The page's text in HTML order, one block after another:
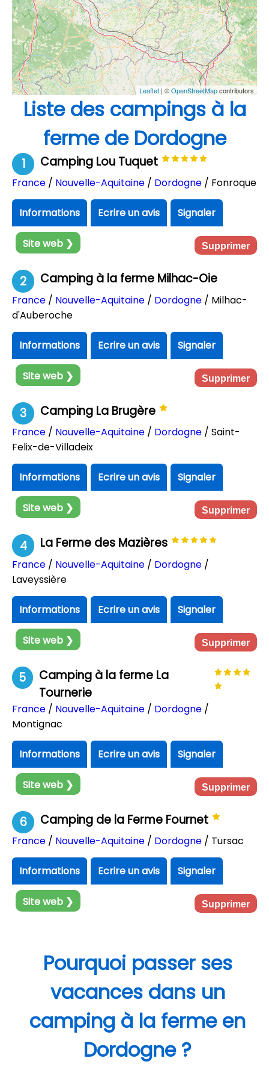
Leaflet | ©OpenStreetMapcontributors
Liste des campings à la
ferme de Dordogne
1 Camping Lou Tuquet
France / Nouvelle-Aquitaine / Dordogne / Fonroque
Informations Ecrire un avis Signaler
Site web ❯ Supprimer
2 Camping à la ferme Milhac-Oie
France / Nouvelle-Aquitaine / Dordogne / Milhac-
d'Auberoche
Informations Ecrire un avis Signaler
Site web ❯ Supprimer
3 Camping La Brugère
France / Nouvelle-Aquitaine / Dordogne / Saint-
Felix-de-Villadeix
Informations Ecrire un avis Signaler
Site web ❯ Supprimer
4 La Ferme des Mazières
France / Nouvelle-Aquitaine / Dordogne /
Laveyssière
Informations Ecrire un avis Signaler
Site web ❯ Supprimer
5
Camping à la ferme La
Tournerie
France / Nouvelle-Aquitaine / Dordogne /
Montignac
Informations Ecrire un avis Signaler
Site web ❯ Supprimer
6 Camping de la Ferme Fournet
France / Nouvelle-Aquitaine / Dordogne / Tursac
Informations Ecrire un avis Signaler
Site web ❯ Supprimer
Pourquoi passer ses
vacances dans un
camping à la ferme en
Dordogne ?